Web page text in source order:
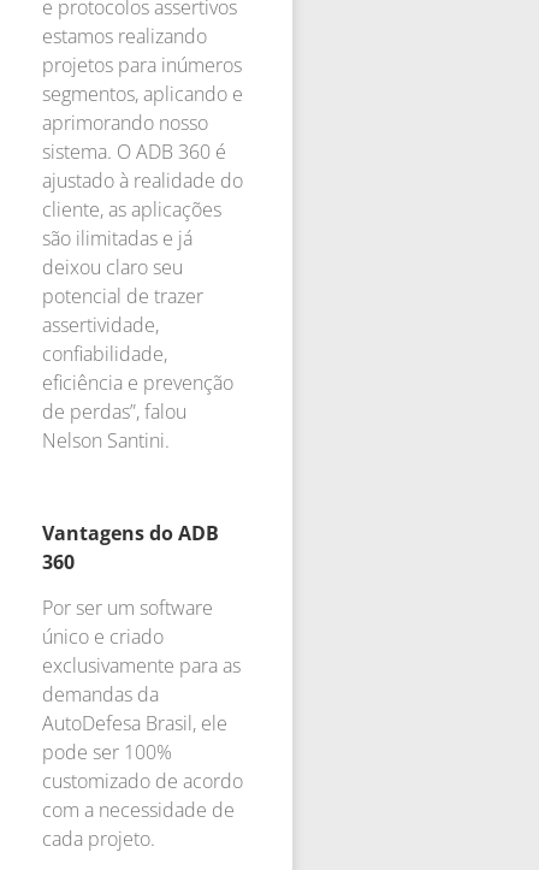
e protocolos assertivos
estamos realizando
projetos para inúmeros
segmentos, aplicando e
aprimorando nosso
sistema. O ADB 360 é
ajustado à realidade do
cliente, as aplicações
são ilimitadas e já
deixou claro seu
potencial de trazer
assertividade,
confiabilidade,
eficiência e prevenção
de perdas”, falou
Nelson Santini.
Vantagens do ADB
360
Por ser um software
único e criado
exclusivamente para as
demandas da
AutoDefesa Brasil, ele
pode ser 100%
customizado de acordo
com a necessidade de
cada projeto.